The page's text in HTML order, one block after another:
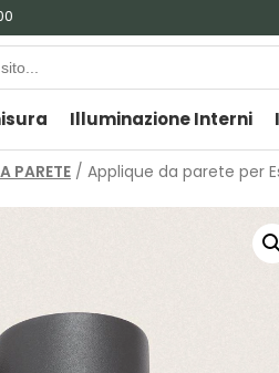
Illuminazione Interni
PARETE / Applique da parete per